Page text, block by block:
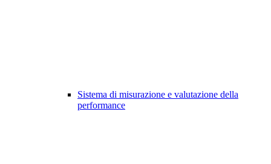
Sistema di misurazione e valutazione della
performance